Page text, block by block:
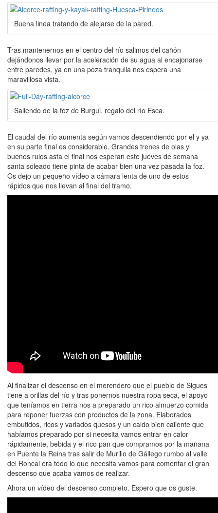
Buena linea tratando de alejarse de la pared.
Tras mantenernos en el centro del río salimos del cañón
dejándonos llevar por la aceleración de su agua al encajonarse
entre paredes, ya en una poza tranquila nos espera una
maravillosa vista.
Saliendo de la foz de Burgui, regalo del río Esca.
El caudal del río aumenta según vamos descendiendo por el y ya
en su parte final es considerable. Grandes trenes de olas y
buenos rulos asta el final nos esperan este jueves de semana
santa soleado tiene pinta de acabar bien una vez pasada la foz.
Os dejo un pequeño vídeo a cámara lenta de uno de estos
rápidos que nos llevan al final del tramo.
Al finalizar el descenso en el merendero que el pueblo de Sigues
tiene a orillas del río y tras ponernos nuestra ropa seca, el apoyo
que teníamos en tierra nos a preparado un rico almuerzo comida
para reponer fuerzas con productos de la zona. Elaborados
embutidos, ricos y variados quesos y un caldo bien caliente que
habíamos preparado por si necesita vamos entrar en calor
rápidamente, bebida y el rico pan que compramos por la mañana
en Puente la Reina tras salir de Murillo de Gállego rumbo al valle
del Roncal era todo lo que necesita vamos para comentar el gran
descenso que acaba vamos de realizar.
Ahora un vídeo del descenso completo. Espero que os guste.